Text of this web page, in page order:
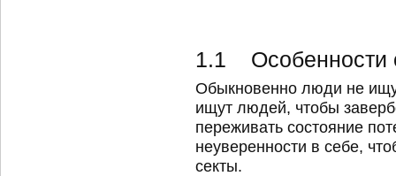
1.1 Особенности
Обыкновенно люди не
ищут людей, чтобы
переживать состояние
неуверенности в себе,
секты.